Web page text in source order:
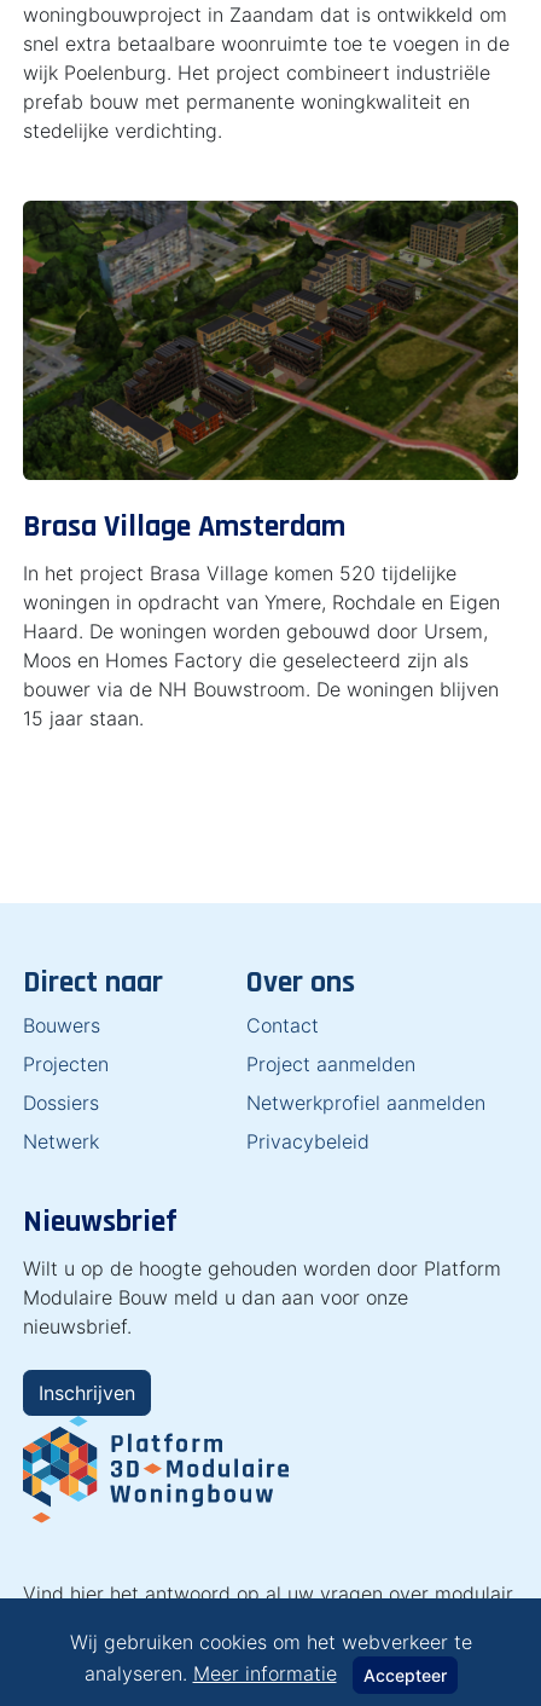
woningbouwproject in Zaandam dat is ontwikkeld om
snel extra betaalbare woonruimte toe te voegen in de
wijk Poelenburg. Het project combineert industriële
prefab bouw met permanente woningkwaliteit en
stedelijke verdichting.
Brasa Village Amsterdam
In het project Brasa Village komen 520 tijdelijke
woningen in opdracht van Ymere, Rochdale en Eigen
Haard. De woningen worden gebouwd door Ursem,
Moos en Homes Factory die geselecteerd zijn als
bouwer via de NH Bouwstroom. De woningen blijven
15 jaar staan.
Direct naar
Bouwers
Projecten
Dossiers
Netwerk
Over ons
Contact
Project aanmelden
Netwerkprofiel aanmelden
Privacybeleid
Nieuwsbrief
Wilt u op de hoogte gehouden worden door Platform
Modulaire Bouw meld u dan aan voor onze
nieuwsbrief.
Inschrijven
Vind hier het antwoord op al uw vragen over modulair
Wij gebruiken cookies om het webverkeer te
analyseren. Meer informatie Accepteer